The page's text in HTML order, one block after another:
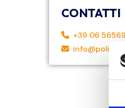
CONTATTI
+39 06